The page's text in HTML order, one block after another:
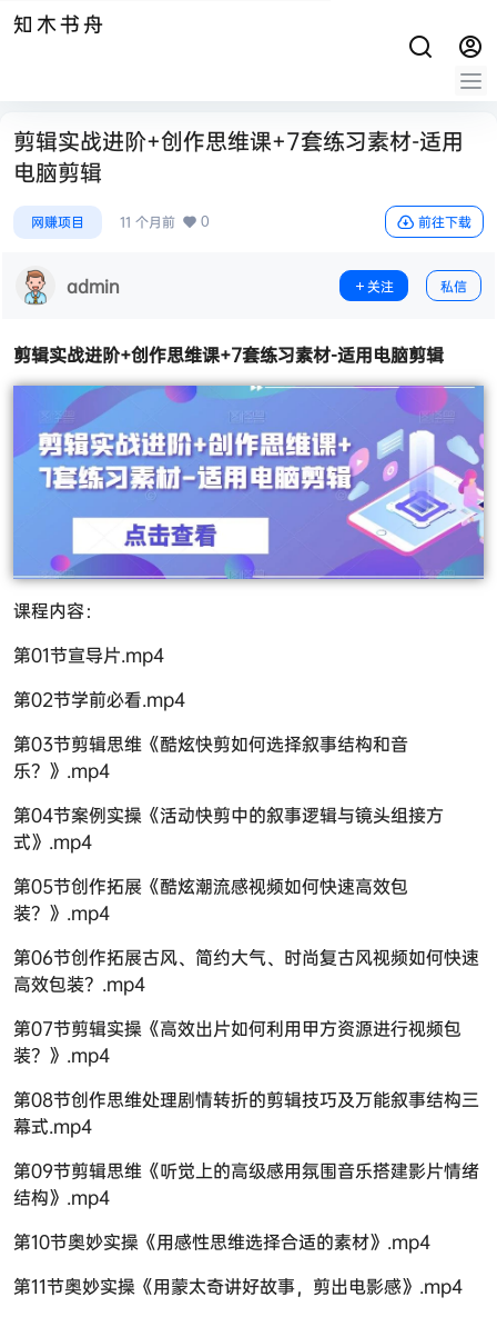
知木书舟
剪辑实战进阶+创作思维课+7套练习素材-适用
电脑剪辑
网赚项目 11 个月前 0 前往下载
admin 关注 私信
剪辑实战进阶+创作思维课+7套练习素材-适用电脑剪辑
课程内容：
第01节宣导片.mp4
第02节学前必看.mp4
第03节剪辑思维《酷炫快剪如何选择叙事结构和音
乐？》.mp4
第04节案例实操《活动快剪中的叙事逻辑与镜头组接方
式》.mp4
第05节创作拓展《酷炫潮流感视频如何快速高效包
装？》.mp4
第06节创作拓展古风、简约大气、时尚复古风视频如何快速
高效包装？.mp4
第07节剪辑实操《高效出片如何利用甲方资源进行视频包
装？》.mp4
第08节创作思维处理剧情转折的剪辑技巧及万能叙事结构三
幕式.mp4
第09节剪辑思维《听觉上的高级感用氛围音乐搭建影片情绪
结构》.mp4
第10节奥妙实操《用感性思维选择合适的素材》.mp4
第11节奥妙实操《用蒙太奇讲好故事，剪出电影感》.mp4